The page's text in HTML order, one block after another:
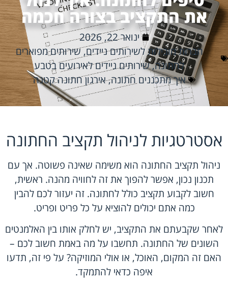
את התקציב בצורה חכמה
ינואר 22, 2026
חברות מובילות לשירותים ניידים,שירותים מפוארים
לחתונה,שירותים ניידים לאירועים בטבע
איך מתכננים חתונה,אירגון חתונה קטנה
אסטרטגיות לניהול תקציב החתונה
ניהול תקציב החתונה הוא משימה שאינה פשוטה. אך עם
תכנון נכון, אפשר להפוך את זה לחוויה מהנה. ראשית,
חשוב לקבוע תקציב כולל לחתונה. זה יעזור לכם להבין
כמה אתם יכולים להוציא על כל פריט ופריט.
לאחר שקבעתם את התקציב, יש לחלק אותו בין האלמנטים
השונים של החתונה. תחשבו על מה באמת חשוב לכם –
האם זה המקום, האוכל, או אולי המוזיקה? על פי זה, תדעו
איפה כדאי להתמקד.